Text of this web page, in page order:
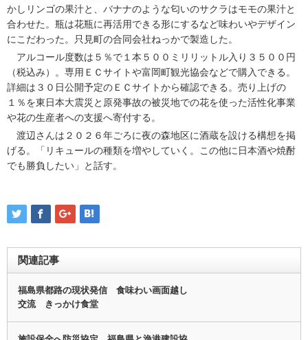
かしリンゴの果汁と、バナナのような匂いのサクラはモモの果汁と
合わせた。瓶は花瓶に再活用できる形にするなど味わいやデザイン
にこだわった。只見町の合同会社ねっかで製造した。
アルコール度数は５％で１本５００ミリリットル入り３５００円
（税込み）。専用ＥＣサイトや富岡町観光協会などで購入できる。
詳細は３０日公開予定のＥＣサイトから確認できる。売り上げの
１％を東日本大震災と原発事故の被災地での花を使った活性化事業
や花の生産者への支援へ寄付する。
渡辺さんは２０２６年ごろに夜の森地区に酒蔵を設ける構想を掲
げる。「リキュールの種類を増やしていく。この他に日本酒や焼酎
でも勝負したい」と話す。
関連記事
福島県都路の現状発信 食味わい画面越し
交流 きっかけ食堂